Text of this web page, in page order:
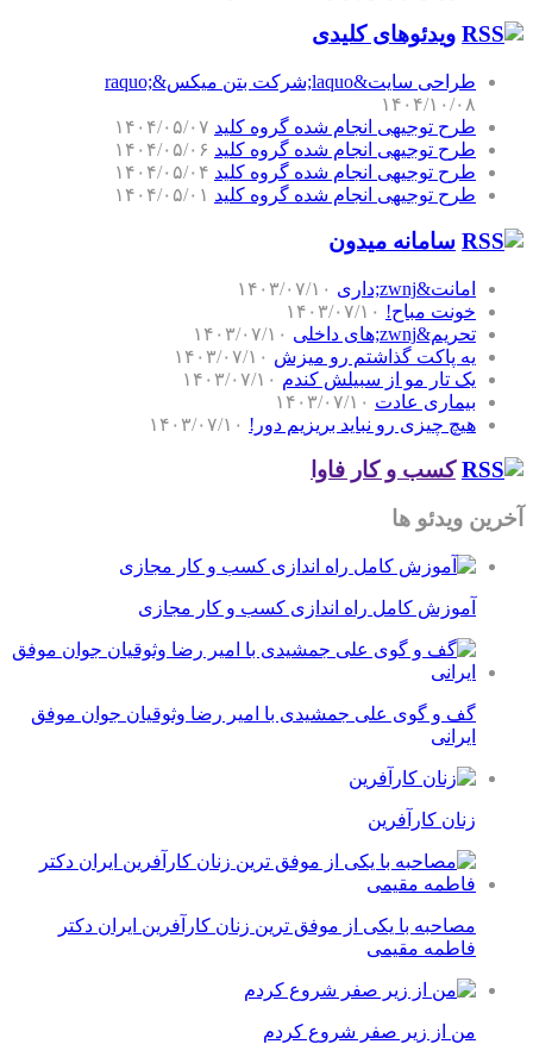
ویدئوهای کلیدی
طراحی سایت&laquo;شرکت بتن میکس&raquo;
۱۴۰۴/۱۰/۰۸
طرح توجیهی انجام شده گروه کلید ۱۴۰۴/۰۵/۰۷
طرح توجیهی انجام شده گروه کلید ۱۴۰۴/۰۵/۰۶
طرح توجیهی انجام شده گروه کلید ۱۴۰۴/۰۵/۰۴
طرح توجیهی انجام شده گروه کلید ۱۴۰۴/۰۵/۰۱
سامانه میدون
امانت&zwnj;داری
۱۴۰۳/۰۷/۱۰
خونت مباح! ۱۴۰۳/۰۷/۱۰
تحریم&zwnj;های داخلی
۱۴۰۳/۰۷/۱۰
یه پاکت گذاشتم رو میزش ۱۴۰۳/۰۷/۱۰
یک تار مو از سبیلش کندم ۱۴۰۳/۰۷/۱۰
بیماری عادت ۱۴۰۳/۰۷/۱۰
هیچ چیزی رو نباید بریزیم دور! ۱۴۰۳/۰۷/۱۰
کسب و کار فاوا
آخرین ویدئو ها
آموزش کامل راه اندازی کسب و کار مجازی
گف و گوی علی جمشیدی با امیر رضا وثوقیان جوان موفق
ایرانی
زنان کارآفرین
مصاحبه با یکی از موفق ترین زنان کارآفرین ایران دکتر
فاطمه مقیمی
من از زیر صفر شروع کردم